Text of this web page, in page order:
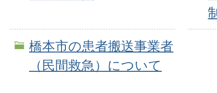
橋本市の患者搬送事業者
（民間救急）について